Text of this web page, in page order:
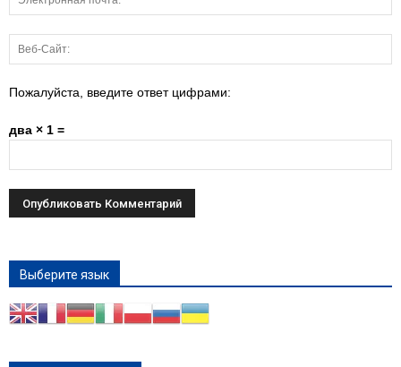
Пожалуйста, введите ответ цифрами:
два × 1 =
Выберите язык